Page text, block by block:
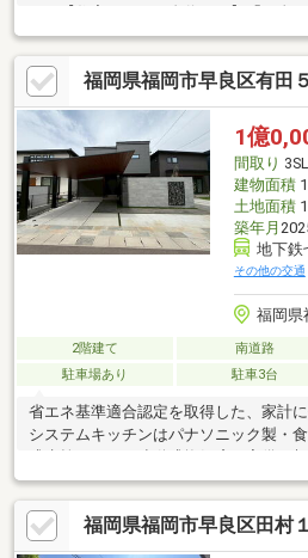
「勤続年数が短い」「リフォーム費用
る？」「どこの銀行で借りるとお得？
他社で通らなかった方もお気軽にご相
ダムでお家探し】・物件のメリットだ
説明いたします。・同じスタッフが物
ーを担当者させていただくワンストッ
間や負担をなくし、新生活の準備をお
福岡県福岡市早良区有田
1億
間取り
建物面積
土地面積
築年月
地下鉄
その他の交通
福岡県
2階建て 南道路
駐車場あり
駐車3台
省エネ基準適合認定を取得した、家計
システムキッチンはパナソニック製・
式水栓、コンロ連動式換気扇を完備。
面化粧台、大型パントリーなど空間設
機「乾太くん」や浴室TV、自動の床ワ
を変える、時短設備が装備されていま
備とカメラが見守ります。
福岡県福岡市早良区田村